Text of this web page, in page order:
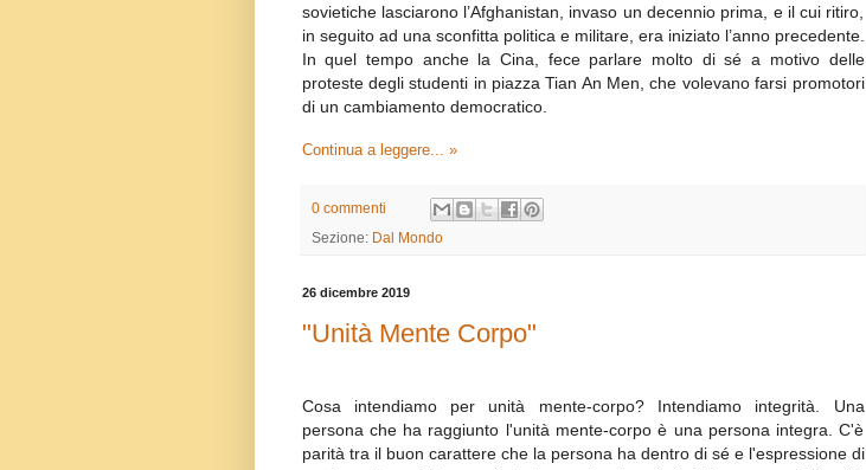
sovietiche lasciarono l’Afghanistan, invaso un decennio prima, e il cui ritiro,
in seguito ad una sconfitta politica e militare, era iniziato l’anno precedente.
In quel tempo anche la Cina, fece parlare molto di sé a motivo delle
proteste degli studenti in piazza Tian An Men, che volevano farsi promotori
di un cambiamento democratico.
Continua a leggere... »
0 commenti
Sezione: Dal Mondo
26 dicembre 2019
"Unità Mente Corpo"
Cosa intendiamo per unità mente-corpo? Intendiamo integrità. Una
persona che ha raggiunto l'unità mente-corpo è una persona integra. C'è
parità tra il buon carattere che la persona ha dentro di sé e l'espressione di